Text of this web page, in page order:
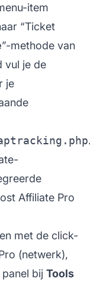
item
“Ticket
”-methode van
vul je de
je
Affiliate Pro
met de click-
(netwerk),
bij Tools